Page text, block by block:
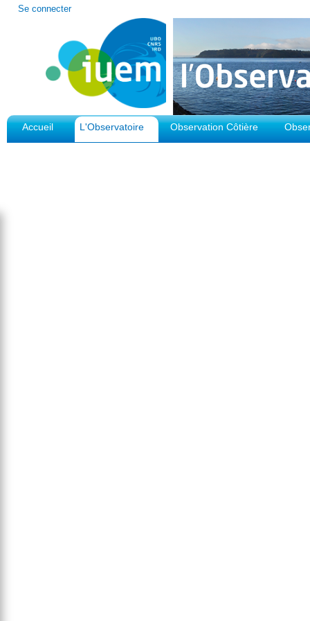
Outils
Se connecter
Accueil L'Observatoire Observation Côtière